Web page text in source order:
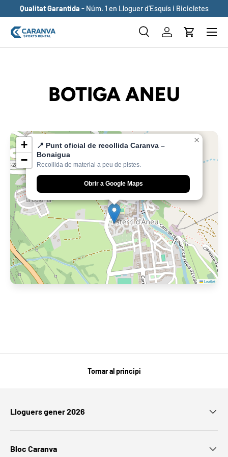
ANAR AL CONTINGUT
Qualitat Garantida - Núm. 1 en Lloguer d’Esquís i Bicicletes
Cerca
BuscarInicia sessió
Cistella
BOTIGA ANEU
📍 Punt oficial de recollida Caranva –
Bonaigua
Recollida de material a peu de pistes.
Obrir a Google Maps
×
+
−
Leaflet
Tornar al principi
Lloguers gener 2026
Bloc Caranva